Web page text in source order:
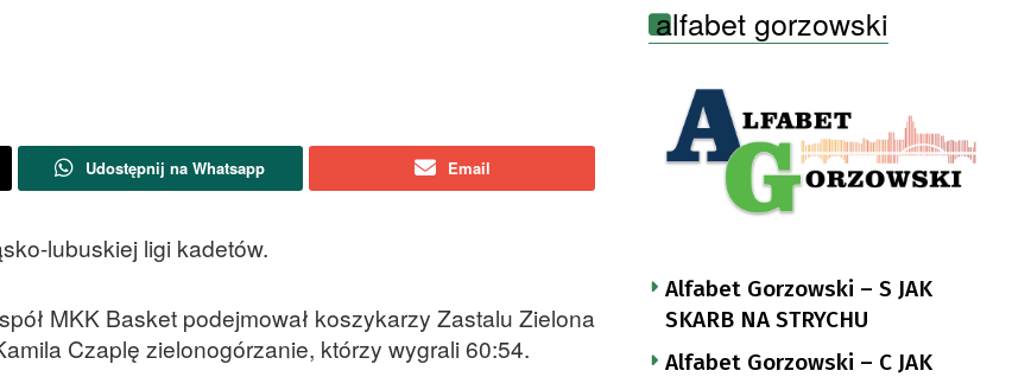
Udostępnij na Whatsapp Email
lubuskiej ligi kadetów.
MKK Basket podejmował koszykarzy Zastalu Zielona
Czaplę zielonogórzanie, którzy wygrali 60:54.
alfabet gorzowski
Alfabet Gorzowski – S JAK
SKARB NA STRYCHU
Alfabet Gorzowski – C JAK